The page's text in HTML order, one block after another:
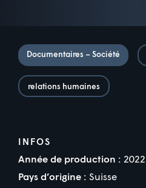
Documentaires – Société
relations humaines
INFOS
Année de production : 2022
Pays d’origine : Suisse